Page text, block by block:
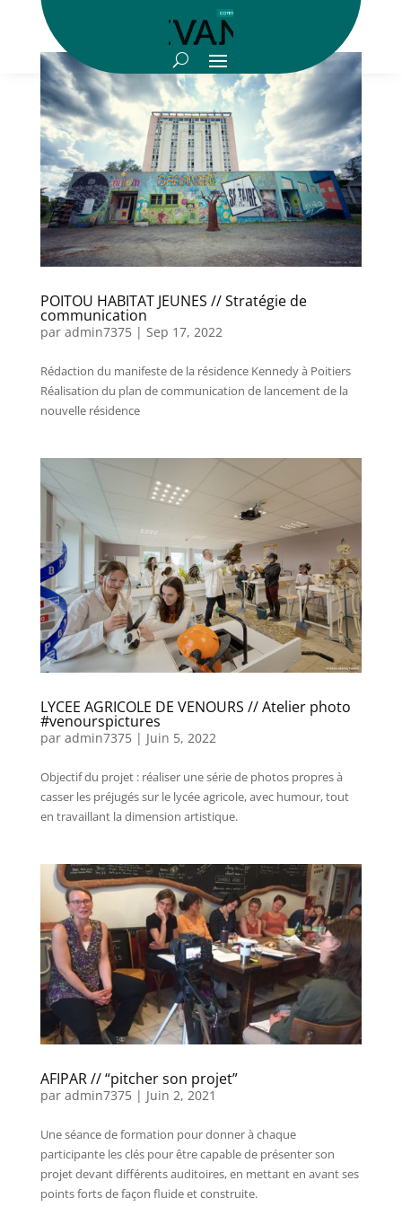
POITOU HABITAT JEUNES // Stratégie de
communication
par admin7375| Sep 17, 2022
Rédaction du manifeste de la résidence Kennedy à Poitiers
Réalisation du plan de communication de lancement de la
nouvelle résidence
LYCEE AGRICOLE DE VENOURS // Atelier photo
#venourspictures
par admin7375| Juin 5, 2022
Objectif du projet : réaliser une série de photos propres à
casser les préjugés sur le lycée agricole, avec humour, tout
en travaillant la dimension artistique.
AFIPAR // “pitcher son projet”
par admin7375| Juin 2, 2021
Une séance de formation pour donner à chaque
participante les clés pour être capable de présenter son
projet devant différents auditoires, en mettant en avant ses
points forts de façon fluide et construite.